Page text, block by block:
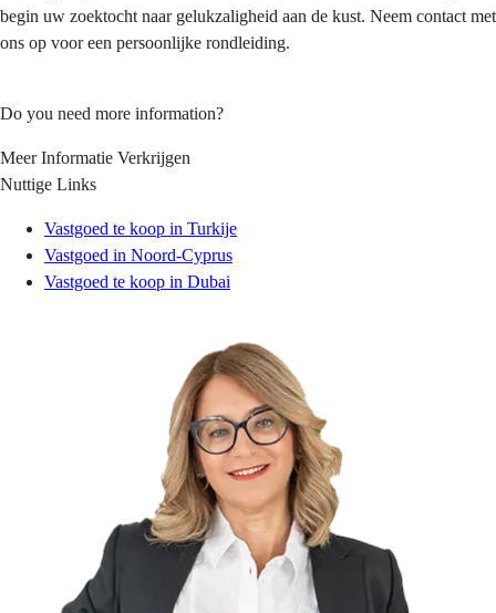
begin uw zoektocht naar gelukzaligheid aan de kust. Neem contact met
ons op voor een persoonlijke rondleiding.
Do you need more information?
Meer Informatie Verkrijgen
Nuttige Links
Vastgoed te koop in Turkije
Vastgoed in Noord-Cyprus
Vastgoed te koop in Dubai